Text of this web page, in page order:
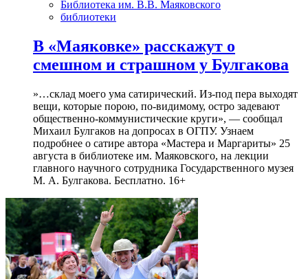
Библиотека им. В.В. Маяковского
библиотеки
В «Маяковке» расскажут о
смешном и страшном у Булгакова
»…склад моего ума сатирический. Из-под пера выходят
вещи, которые порою, по-видимому, остро задевают
общественно-коммунистические круги», — сообщал
Михаил Булгаков на допросах в ОГПУ. Узнаем
подробнее о сатире автора «Мастера и Маргариты» 25
августа в библиотеке им. Маяковского, на лекции
главного научного сотрудника Государственного музея
М. А. Булгакова. Бесплатно. 16+